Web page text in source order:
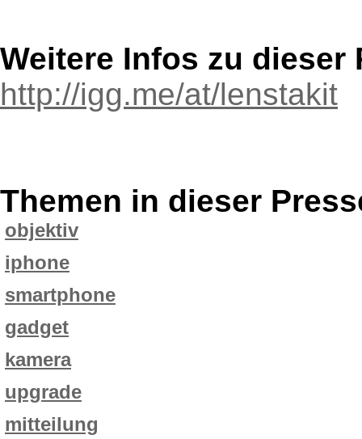
Weitere Infos zu dieser
http://igg.me/at/lenstakit
Themen in dieser
objektiv
iphone
smartphone
gadget
kamera
upgrade
mitteilung